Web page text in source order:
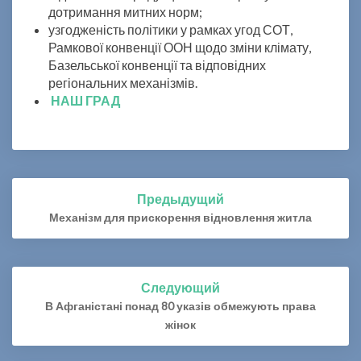
дотримання митних норм;
узгодженість політики у рамках угод СОТ,
Рамкової конвенції ООН щодо зміни клімату,
Базельської конвенції та відповідних
регіональних механізмів.
НАШ ГРАД
записям
Предыдущий
Механізм для прискорення відновлення житла
Следующий
В Афганістані понад 80 указів обмежують права
жінок